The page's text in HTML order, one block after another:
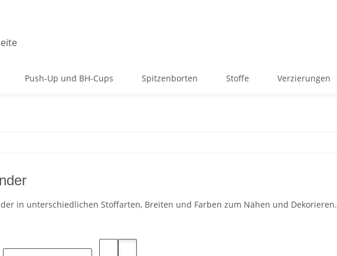
Push-Up und BH-Cups Spitzenborten Stoffe Verzierungen
in unterschiedlichen Stoffarten, Breiten und Farben zum Nähen und Dekorieren.